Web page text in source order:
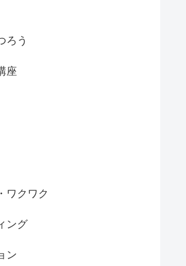
ろう
座
ワクワク
ング
ン